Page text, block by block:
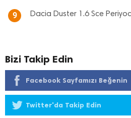
9 Dacia Duster 1.6 Sce
Bizi Takip Edin
Facebook Sayfamızı Beğenin
Twitter'da Takip Edin